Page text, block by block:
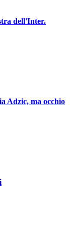
dell'Inter.
Adzic, ma occhio